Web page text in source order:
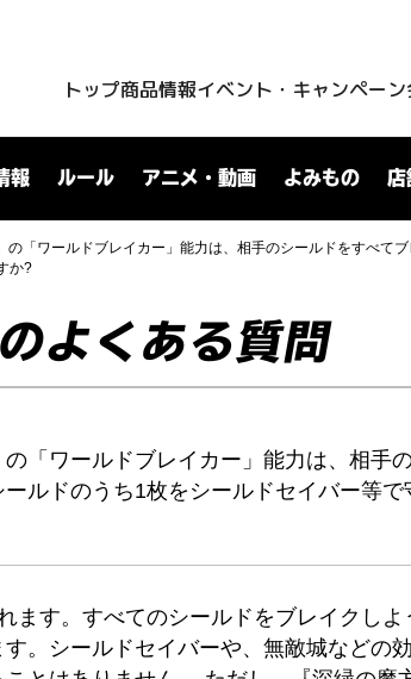
トップ商品情報イベント・キャンペーン
報 ルール アニメ・動画 よみもの 店
の「ワールドブレイカー」能力は、相手のシールドをすべて
か?
よくある質問
「ワールドブレイカー」能力は、相手
ルドのうち1枚をシールドセイバー等で
ます。すべてのシールドをブレイクし
。シールドセイバーや、無敵城などの